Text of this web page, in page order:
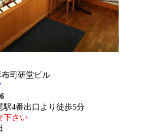
司研堂ビル
4番出口より徒歩5分
下さい